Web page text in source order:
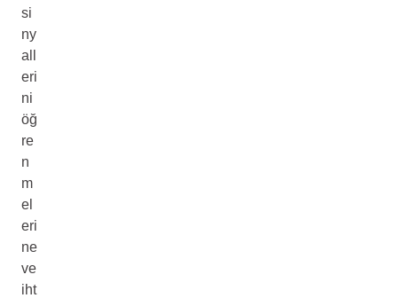
si
ny
all
eri
ni
öğ
re
n
m
el
eri
ne
ve
iht